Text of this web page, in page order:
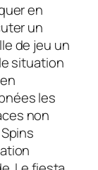
en
un
de jeu un
situation
les
non